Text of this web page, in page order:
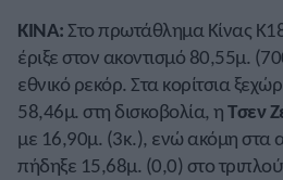
ΚΙΝΑ:Στο πρωτάθλημα Κίνας
έριξε στον ακοντισμό 80,55μ.
εθνικό ρεκόρ. Στα κορίτσια
58,46μ. στη δισκοβολία, ηΤσεν
με 16,90μ. (3κ.), ενώ ακόμη στα
πήδηξε 15,68μ. (0,0) στο